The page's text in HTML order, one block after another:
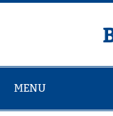
Salta
MENU